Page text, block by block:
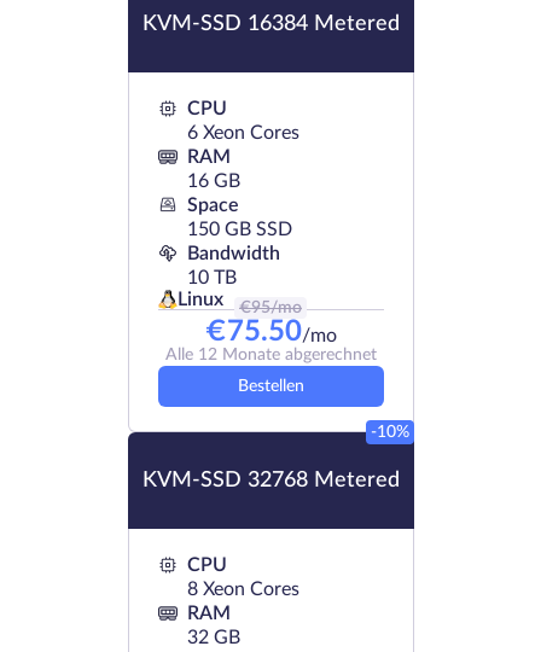
KVM-SSD 16384 Metered
CPU
6 Xeon Cores
RAM
16 GB
Space
150 GB SSD
Bandwidth
10 TB
Linux
€95/mo
€75.50/mo
Alle 12 Monate abgerechnet
Bestellen
KVM-SSD 32768 Metered
-10%
CPU
8 Xeon Cores
RAM
32 GB